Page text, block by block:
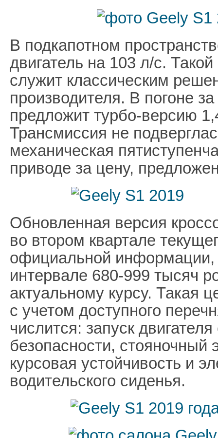
В подкапотном
двигатель на 103 л/с.
служит классическим
производителя. В погоне
предложит турбо-версию
Трансмиссия не
механическая
приводе за цену,
Обновленная версия
во втором квартале
официальной
интервале 680-999 тысяч
актуальному курсу. Такая
с учетом доступного
числится: запуск
безопасности, стояночный
курсовая устойчивость и
водительского сиденья.